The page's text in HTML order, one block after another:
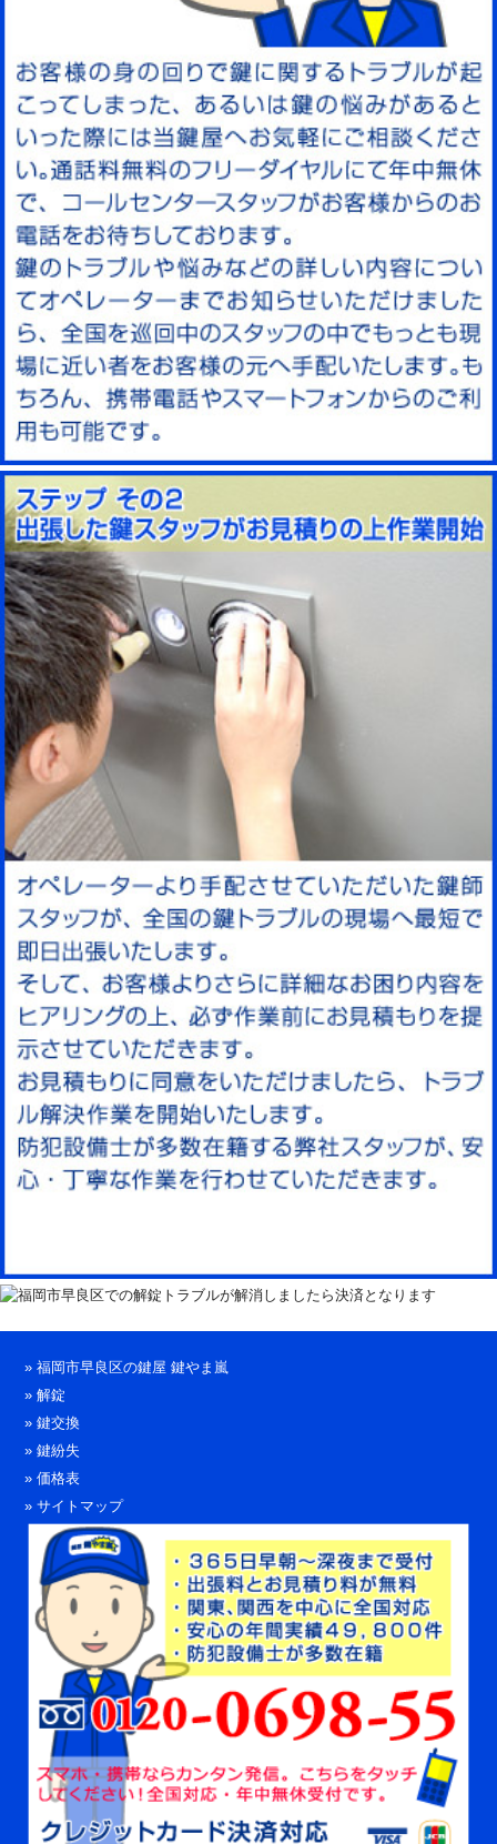
»福岡市早良区の鍵屋 鍵やま嵐
»解錠
»鍵交換
»鍵紛失
»価格表
»サイトマップ